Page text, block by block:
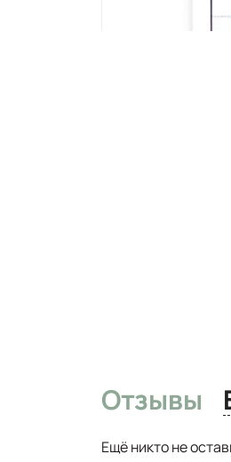
Отзывы
Ещё никто не